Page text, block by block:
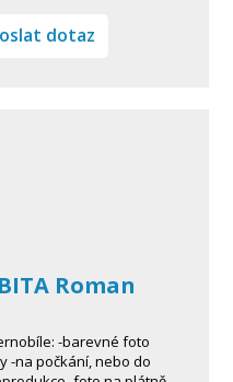
dotaz
Roman
-barevné foto
-na počkání, nebo do